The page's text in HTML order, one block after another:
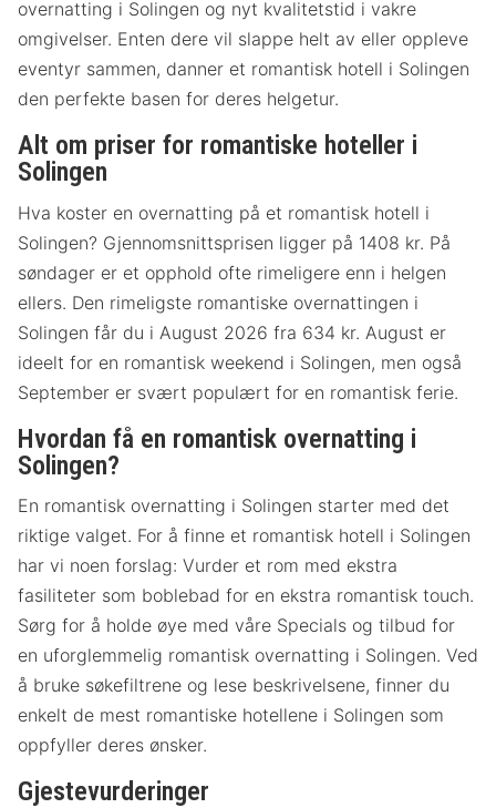
overnatting i Solingen og nyt kvalitetstid i vakre
omgivelser. Enten dere vil slappe helt av eller oppleve
eventyr sammen, danner et romantisk hotell i Solingen
den perfekte basen for deres helgetur.
Alt om priser for romantiske hoteller i
Solingen
Hva koster en overnatting på et romantisk hotell i
Solingen? Gjennomsnittsprisen ligger på 1408 kr. På
søndager er et opphold ofte rimeligere enn i helgen
ellers. Den rimeligste romantiske overnattingen i
Solingen får du i August 2026 fra 634 kr. August er
ideelt for en romantisk weekend i Solingen, men også
September er svært populært for en romantisk ferie.
Hvordan få en romantisk overnatting i
Solingen?
En romantisk overnatting i Solingen starter med det
riktige valget. For å finne et romantisk hotell i Solingen
har vi noen forslag: Vurder et rom med ekstra
fasiliteter som boblebad for en ekstra romantisk touch.
Sørg for å holde øye med våre Specials og tilbud for
en uforglemmelig romantisk overnatting i Solingen. Ved
å bruke søkefiltrene og lese beskrivelsene, finner du
enkelt de mest romantiske hotellene i Solingen som
oppfyller deres ønsker.
Gjestevurderinger